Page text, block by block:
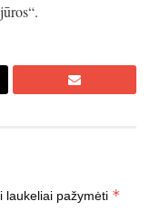
laukeliai pažymėti *